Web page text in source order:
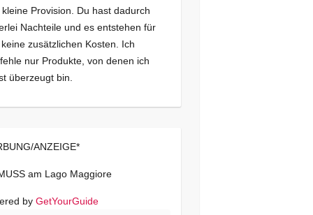
Provision. Du hast dadurch
Nachteile und es entstehen für
zusätzlichen Kosten. Ich
nur Produkte, von denen ich
überzeugt bin.
ANZEIGE*
am Lago Maggiore
by GetYourGuide